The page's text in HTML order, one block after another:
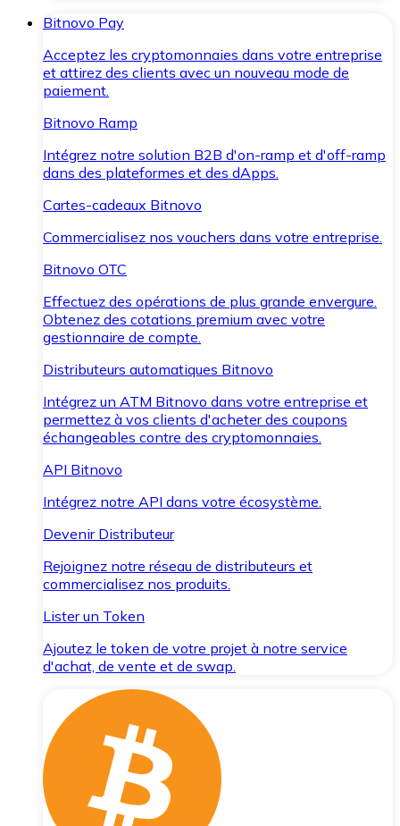
Bitnovo Pay
Acceptez les cryptomonnaies dans votre entreprise
et attirez des clients avec un nouveau mode de
paiement.
Bitnovo Ramp
Intégrez notre solution B2B d'on-ramp et d'off-ramp
dans des plateformes et des dApps.
Cartes-cadeaux Bitnovo
Commercialisez nos vouchers dans votre entreprise.
Bitnovo OTC
Effectuez des opérations de plus grande envergure.
Obtenez des cotations premium avec votre
gestionnaire de compte.
Distributeurs automatiques Bitnovo
Intégrez un ATM Bitnovo dans votre entreprise et
permettez à vos clients d'acheter des coupons
échangeables contre des cryptomonnaies.
API Bitnovo
Intégrez notre API dans votre écosystème.
Devenir Distributeur
Rejoignez notre réseau de distributeurs et
commercialisez nos produits.
Lister un Token
Ajoutez le token de votre projet à notre service
d'achat, de vente et de swap.